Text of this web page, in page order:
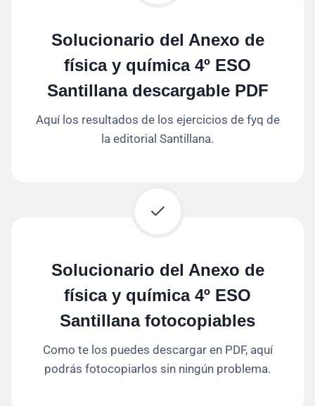
Solucionario del Anexo de
física y química 4º ESO
Santillana descargable PDF
Aquí los resultados de los ejercicios de fyq de
la editorial Santillana.
Solucionario del Anexo de
física y química 4º ESO
Santillana fotocopiables
Como te los puedes descargar en PDF, aquí
podrás fotocopiarlos sin ningún problema.